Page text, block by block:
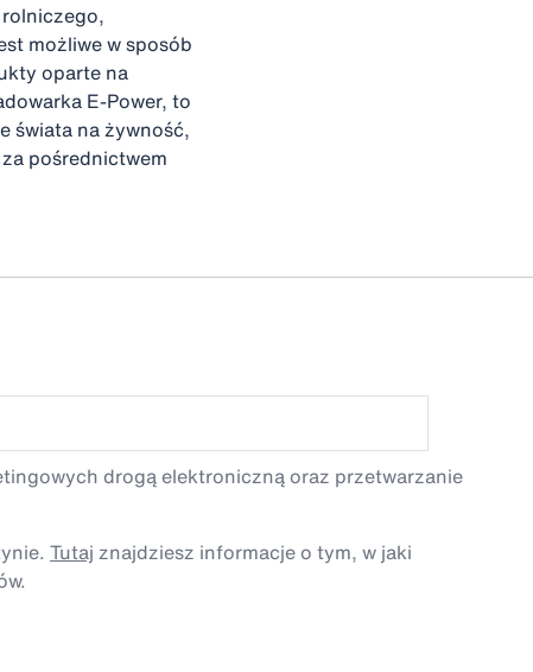
możliwe w sposób
oparte na
E-Power, to
świata na żywność,
pośrednictwem
drogą elektroniczną oraz przetwarzanie
Tutaj znajdziesz informacje o tym, w jaki